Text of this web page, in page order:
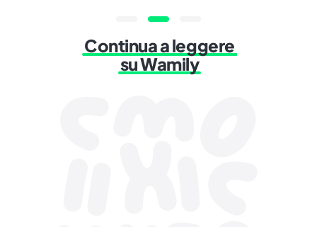
Continua a leggere
su Wamily